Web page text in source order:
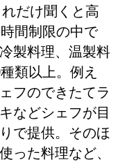
だけ聞くと高
間制限の中で
製料理、温製料
類以上。例え
フのできたてラ
などシェフが目
で提供。そのほ
った料理など、